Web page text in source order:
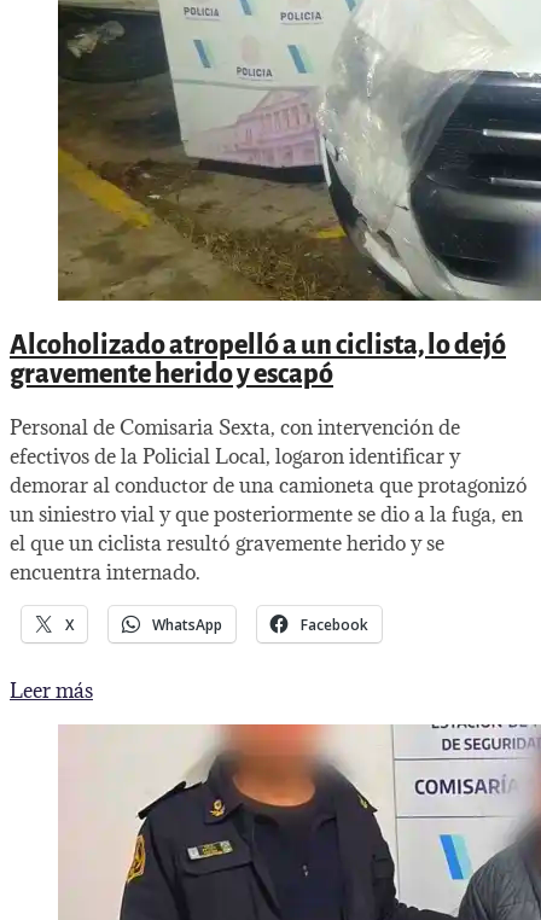
Alcoholizado atropelló a un ciclista, lo dejó
gravemente herido y escapó
Personal de Comisaria Sexta, con intervención de
efectivos de la Policial Local, logaron identificar y
demorar al conductor de una camioneta que protagonizó
un siniestro vial y que posteriormente se dio a la fuga, en
el que un ciclista resultó gravemente herido y se
encuentra internado.
X WhatsApp Facebook
Leer másAlcoholizado
a
gravemente
herido
escapó